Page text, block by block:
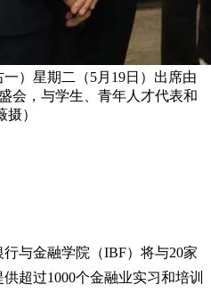
）星期二（5月19日）出席由
会，与学生、青年人才代表和
）
与金融学院（IBF）将与20家
超过1000个金融业实习和培训